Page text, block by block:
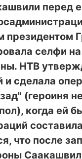
перед
президентом
селфи
НТВ
сделала
(героиня
когда ей
что после